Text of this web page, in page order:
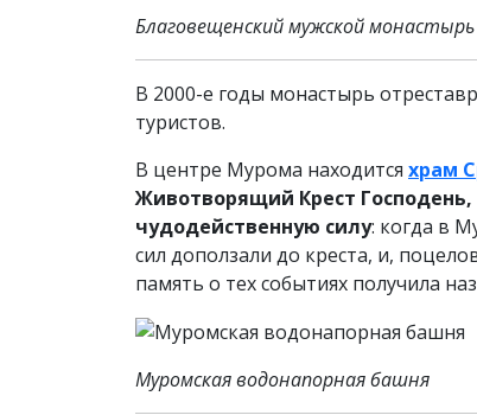
Благовещенский мужской монастырь
В 2000-е годы монастырь
туристов.
В центре Мурома находится храм
Животворящий Крест
чудодейственную силу: когда в
сил доползали до креста, и,
память о тех событиях получила
Муромская водонапорная башня